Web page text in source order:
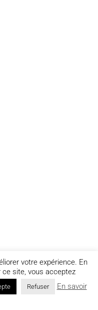
votre expérience. En
ce site, vous acceptez
Refuser
En savoir